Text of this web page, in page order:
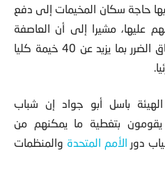
حاجة سكان المخيمات إلى دفع
عليها، مشيرا إلى أن العاصفة
الثلجية الأخيرة تسببت في إلحاق الضرر بما يزيد عن 40 خيمة كليا
باسل أبو جواد إن شباب
يقومون بتغطية ما يمكنهم من
دور الأمم المتحدة والمنظمات